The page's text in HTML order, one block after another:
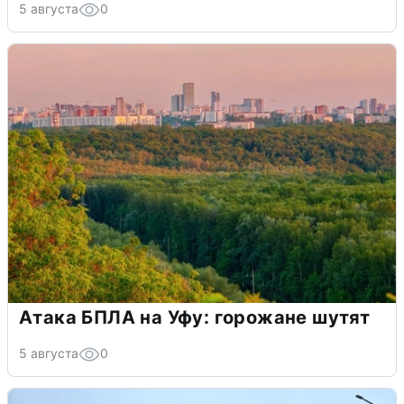
5 августа 0
Атака БПЛА на Уфу: горожане шутят
5 августа 0